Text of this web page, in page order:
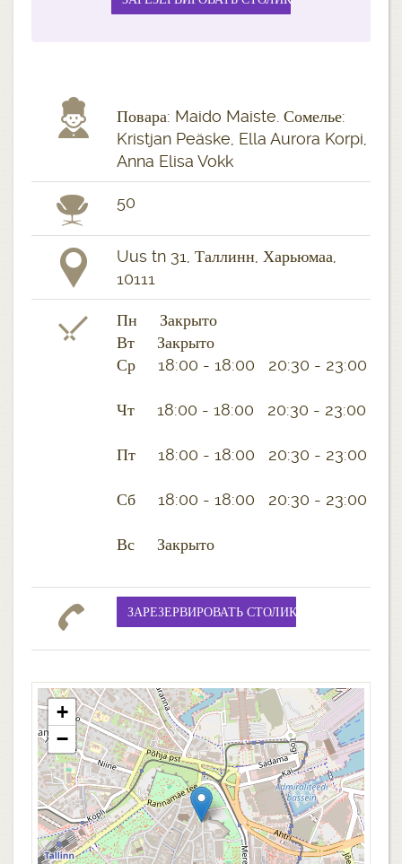
Повара: Maido Maiste. Сомелье:
Kristjan Peäske, Ella Aurora Korpi,
Anna Elisa Vokk
50
Uus tn 31, Таллинн, Харьюмаа,
10111
Пн Закрыто
Вт Закрыто
Ср 18:00 - 18:00 20:30 - 23:00
Чт 18:00 - 18:00 20:30 - 23:00
Пт 18:00 - 18:00 20:30 - 23:00
Сб 18:00 - 18:00 20:30 - 23:00
Вс Закрыто
+
−